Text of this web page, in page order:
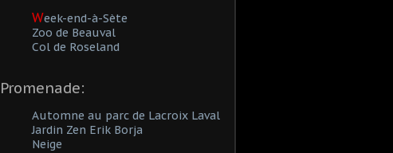
Week-end-à-Sète
Zoo de Beauval
Col de Roseland
Promenade:
Automne au parc de Lacroix Laval
Jardin Zen Erik Borja
Neige